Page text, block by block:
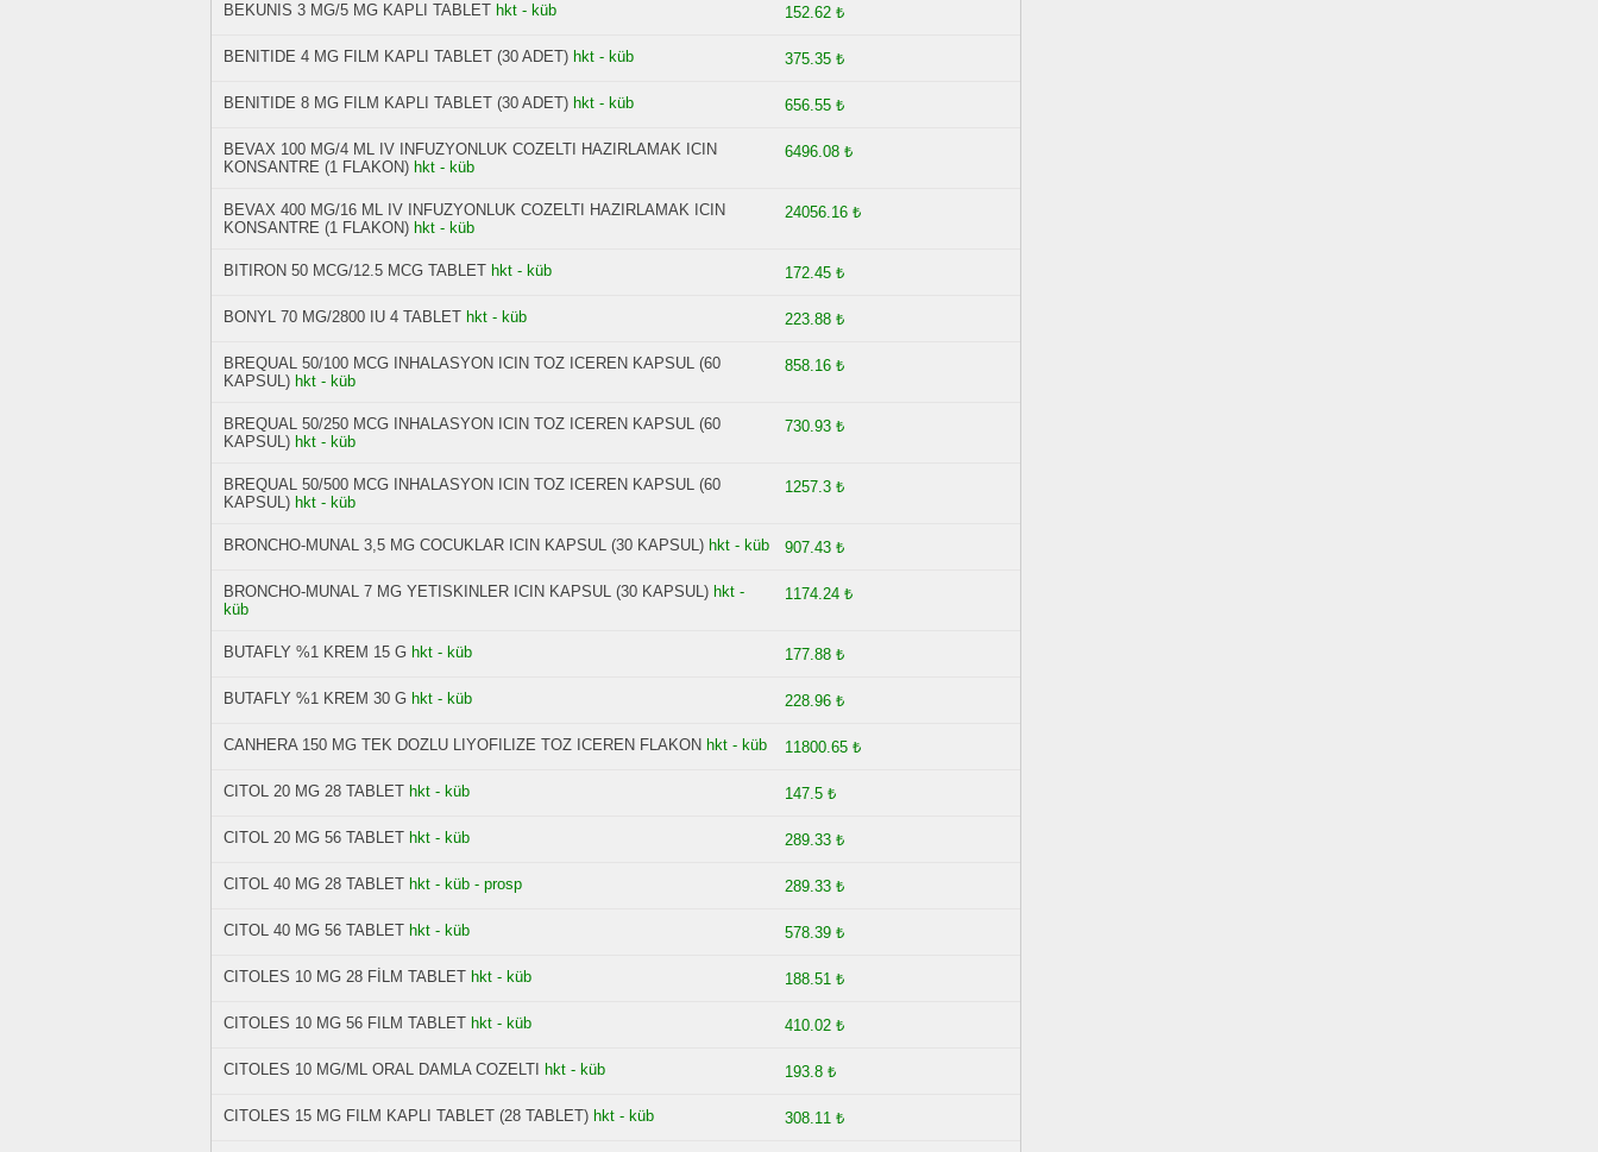
BEKUNIS 3 MG/5 MG KAPLI TABLET hkt - küb 152.62 ₺
BENITIDE 4 MG FILM KAPLI TABLET (30 ADET) hkt - küb 375.35 ₺
BENITIDE 8 MG FILM KAPLI TABLET (30 ADET) hkt - küb 656.55 ₺
BEVAX 100 MG/4 ML IV INFUZYONLUK COZELTI HAZIRLAMAK ICIN
KONSANTRE (1 FLAKON) hkt - küb
6496.08 ₺
BEVAX 400 MG/16 ML IV INFUZYONLUK COZELTI HAZIRLAMAK ICIN
KONSANTRE (1 FLAKON) hkt - küb
24056.16 ₺
BITIRON 50 MCG/12.5 MCG TABLET hkt - küb 172.45 ₺
BONYL 70 MG/2800 IU 4 TABLET hkt - küb 223.88 ₺
BREQUAL 50/100 MCG INHALASYON ICIN TOZ ICEREN KAPSUL (60
KAPSUL) hkt - küb
858.16 ₺
BREQUAL 50/250 MCG INHALASYON ICIN TOZ ICEREN KAPSUL (60
KAPSUL) hkt - küb
730.93 ₺
BREQUAL 50/500 MCG INHALASYON ICIN TOZ ICEREN KAPSUL (60
KAPSUL) hkt - küb
1257.3 ₺
BRONCHO-MUNAL 3,5 MG COCUKLAR ICIN KAPSUL (30 KAPSUL) hkt - küb 907.43 ₺
BRONCHO-MUNAL 7 MG YETISKINLER ICIN KAPSUL (30 KAPSUL) hkt -
küb
1174.24 ₺
BUTAFLY %1 KREM 15 G hkt - küb 177.88 ₺
BUTAFLY %1 KREM 30 G hkt - küb 228.96 ₺
CANHERA 150 MG TEK DOZLU LIYOFILIZE TOZ ICEREN FLAKON hkt - küb 11800.65 ₺
CITOL 20 MG 28 TABLET hkt - küb 147.5 ₺
CITOL 20 MG 56 TABLET hkt - küb 289.33 ₺
CITOL 40 MG 28 TABLET hkt - küb - prosp 289.33 ₺
CITOL 40 MG 56 TABLET hkt - küb 578.39 ₺
CITOLES 10 MG 28 FİLM TABLET hkt - küb 188.51 ₺
CITOLES 10 MG 56 FILM TABLET hkt - küb 410.02 ₺
CITOLES 10 MG/ML ORAL DAMLA COZELTI hkt - küb 193.8 ₺
CITOLES 15 MG FILM KAPLI TABLET (28 TABLET) hkt - küb 308.11 ₺